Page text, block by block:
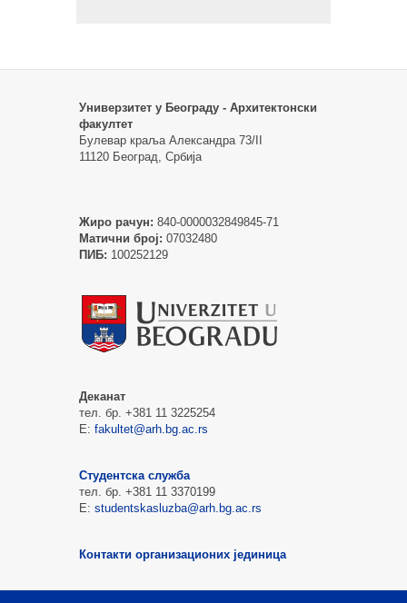
Универзитет у Београду - Архитектонски
факултет
Булевар краља Александра 73/II
11120 Београд, Србија
Жиро рачун: 840-0000032849845-71
Матични број: 07032480
ПИБ: 100252129
Деканат
тел. бр. +381 11 3225254
Е: fakultet@arh.bg.ac.rs
Студентска служба
тел. бр. +381 11 3370199
Е: studentskasluzba@arh.bg.ac.rs
Контакти организационих јединица